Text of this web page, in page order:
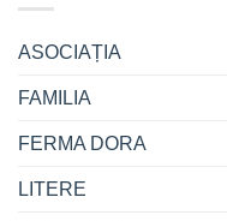
ASOCIAȚIA
FAMILIA
FERMA DORA
LITERE